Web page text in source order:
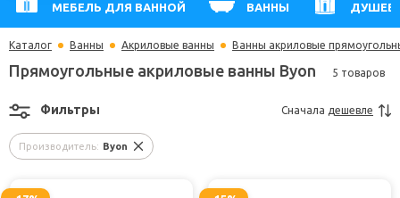
МЕБЕЛЬ ДЛЯ ВАННОЙ ВАННЫ
Каталог Ванны Акриловые ванны Ванны акриловые
Прямоугольные акриловые ванны Byon 5 товаров
Производитель: Byon
Фильтры Сначала дешевле